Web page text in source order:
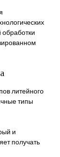
литейного
типы
и
получать